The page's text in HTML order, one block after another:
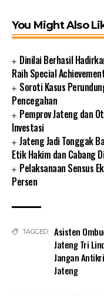
You Might Also
Dinilai Berhasil
Raih Special
Soroti Kasus
Pencegahan
Pemprov Jateng dan
Investasi
Jateng Jadi Tonggak
Etik Hakim dan Cabang
Pelaksanaan Sensus
Persen
TAGGED:
Asisten
Jateng Tri
Jangan
Jateng